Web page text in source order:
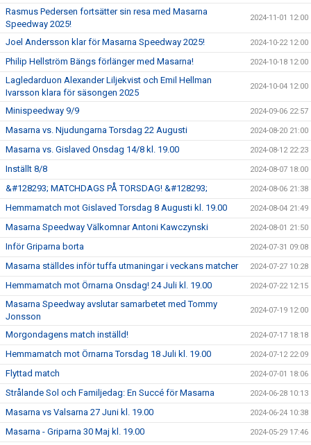
Rasmus Pedersen fortsätter sin resa med Masarna
Speedway 2025!
2024-11-01 12:00
Joel Andersson klar för Masarna Speedway 2025! 2024-10-22 12:00
Philip Hellström Bängs förlänger med Masarna! 2024-10-18 12:00
Lagledarduon Alexander Liljekvist och Emil Hellman
Ivarsson klara för säsongen 2025
2024-10-04 12:00
Minispeedway 9/9 2024-09-06 22:57
Masarna vs. Njudungarna Torsdag 22 Augusti 2024-08-20 21:00
Masarna vs. Gislaved Onsdag 14/8 kl. 19.00 2024-08-12 22:23
Inställt 8/8 2024-08-07 18:00
&#128293; MATCHDAGS PÅ TORSDAG! &#128293; 2024-08-06 21:38
Hemmamatch mot Gislaved Torsdag 8 Augusti kl. 19.00 2024-08-04 21:49
Masarna Speedway Välkomnar Antoni Kawczynski 2024-08-01 21:50
Inför Griparna borta 2024-07-31 09:08
Masarna ställdes inför tuffa utmaningar i veckans matcher 2024-07-27 10:28
Hemmamatch mot Örnarna Onsdag! 24 Juli kl. 19.00 2024-07-22 12:15
Masarna Speedway avslutar samarbetet med Tommy
Jonsson
2024-07-19 12:00
Morgondagens match inställd! 2024-07-17 18:18
Hemmamatch mot Örnarna Torsdag 18 Juli kl. 19.00 2024-07-12 22:09
Flyttad match 2024-07-01 18:06
Strålande Sol och Familjedag: En Succé för Masarna 2024-06-28 10:13
Masarna vs Valsarna 27 Juni kl. 19.00 2024-06-24 10:38
Masarna - Griparna 30 Maj kl. 19.00 2024-05-29 17:46